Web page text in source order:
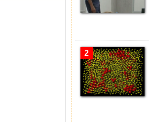
2